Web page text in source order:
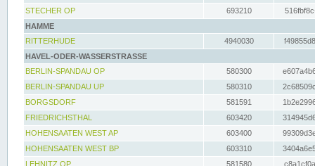
STECHER OP
693210
HAMME
RITTERHUDE
4940030
HAVEL-ODER-WASSERSTRASSE
BERLIN-SPANDAU OP
580300
BERLIN-SPANDAU UP
580310
BORGSDORF
581591
FRIEDRICHSTHAL
603420
HOHENSAATEN WEST AP
603400
HOHENSAATEN WEST BP
603310
LEHNITZ OP
581580